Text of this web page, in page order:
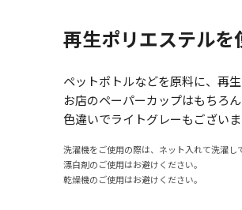
再生ポリエステル
ペットポトルなどを原料に、再
お店のペーパーカップはもちろ
色違いでライトグレーもございま
洗濯機をご使用の際は、ネット入れて洗濯し
漂白剤のご使用はお避けください。
乾燥機のご使用はお避けください。